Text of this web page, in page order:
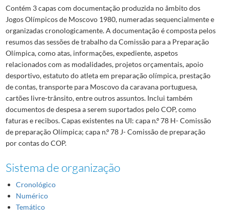
Contém 3 capas com documentação produzida no âmbito dos
Jogos Olímpicos de Moscovo 1980, numeradas sequencialmente e
organizadas cronologicamente. A documentação é composta pelos
resumos das sessões de trabalho da Comissão para a Preparação
Olímpica, como atas, informações, expediente, aspetos
relacionados com as modalidades, projetos orçamentais, apoio
desportivo, estatuto do atleta em preparação olímpica, prestação
de contas, transporte para Moscovo da caravana portuguesa,
cartões livre-trânsito, entre outros assuntos. Inclui também
documentos de despesa a serem suportados pelo COP, como
faturas e recibos. Capas existentes na UI: capa n.º 78 H- Comissão
de preparação Olímpica; capa n.º 78 J- Comissão de preparação
por contas do COP.
Sistema de organização
Cronológico
Numérico
Temático